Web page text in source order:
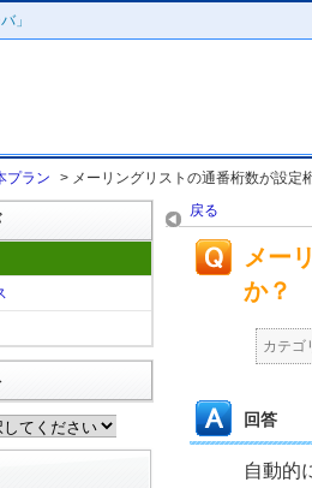
」
プラン > メーリングリストの通番桁数が設定
戻る
メー
か？
カテゴ
回答
自動的